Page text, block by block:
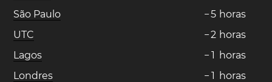
São Paulo
−5 horas
UTC
−2 horas
Lagos
− 1 horas
Londres
− 1 horas